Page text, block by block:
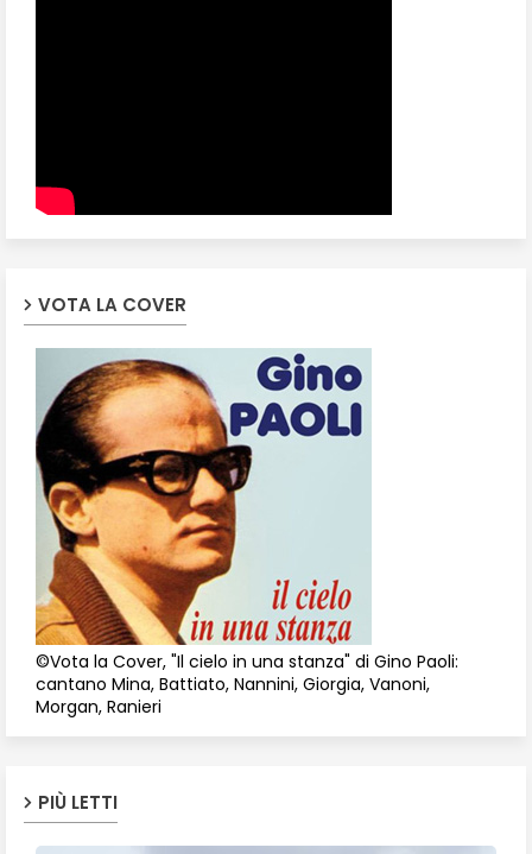
VOTA LA COVER
©Vota la Cover, "Il cielo in una stanza" di Gino Paoli:
cantano Mina, Battiato, Nannini, Giorgia, Vanoni,
Morgan, Ranieri
PIÙ LETTI